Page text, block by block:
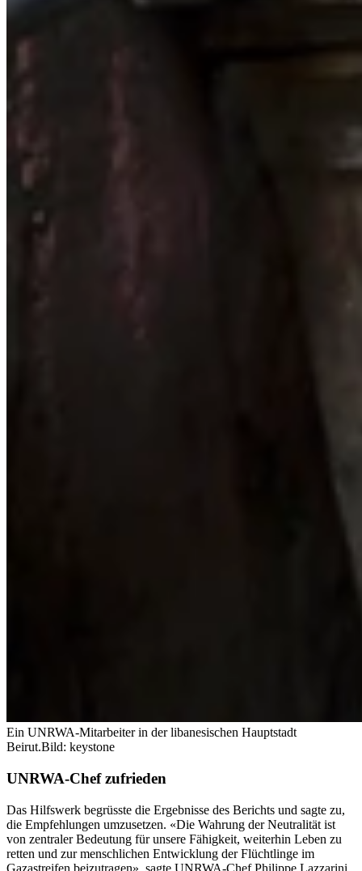
Ein UNRWA-Mitarbeiter in der libanesischen Hauptstadt
Beirut.Bild: keystone
UNRWA-Chef zufrieden
Das Hilfswerk begrüsste die Ergebnisse des Berichts und sagte zu,
die Empfehlungen umzusetzen. «Die Wahrung der Neutralität ist
von zentraler Bedeutung für unsere Fähigkeit, weiterhin Leben zu
retten und zur menschlichen Entwicklung der Flüchtlinge im
Gazastreifen beizutragen», sagte UNRWA-Chef Philippe Lazzarini.